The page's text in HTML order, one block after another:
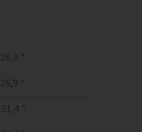
26,9 *
26,9 *
31,4 *